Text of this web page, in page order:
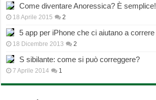
Come diventare Anoressica? È semplice!
18 Aprile 2015 2
5 app per iPhone che ci aiutano a correre
18 Dicembre 2013 2
S sibilante: come si può correggere?
7 Aprile 2014 1